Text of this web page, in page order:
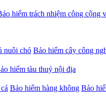
hiểm trách nhiệm công cộng
nuôi chó Bảo hiểm cây công
hiểm tàu thuỷ nội địa
Bảo hiểm hàng không Bảo